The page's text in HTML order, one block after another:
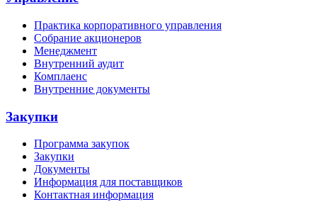
Практика корпоративного управления
Собрание акционеров
Менеджмент
Внутренний аудит
Комплаенс
Внутренние документы
Закупки
Программа закупок
Закупки
Документы
Информация для поставщиков
Контактная информация